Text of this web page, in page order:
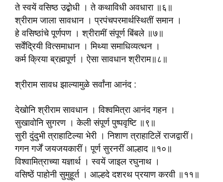
ते स्वयें वसिष्ठ उद्बोधी । ते कथाविधी अवधारा ॥६॥
श्रीराम जाला सावधान । प्रपंचपरमार्थस्थितीं समान ।
हे वसिष्ठांचे पूर्णपण । श्रीरामीं संपूर्ण बिंबले ॥७॥
सर्वेंद्रियी वित्समाधान । मिथ्या समाधिव्यत्थन ।
कर्म क्रिया ब्रह्मपूर्ण । ऐसा सावधान श्रीराम॥८॥
श्रीराम सावध झाल्यामुळे सर्वांना आनंद :
देखोनि श्रीराम सावधान । विश्वमित्रा आनंद गहन ।
सुखावोनि सुगरण । केली संपूर्ण पुष्पवृष्टि ॥९॥
सुरी दुंदुभी त्राहाटिल्या भेरी । निशाण त्राहाटिलें राजद्वारीं।
गगन गर्जें जयजयकारीं। पूर्ण सुरनरीं आल्हाद ॥१०॥
विश्वामित्राच्या यज्ञार्थ । स्वयें जाइल रघुनाथ ।
वसिष्ठें पाहोनी सुमुहूर्त । आल्हदे दशरथ प्रयाण करवी ॥११॥